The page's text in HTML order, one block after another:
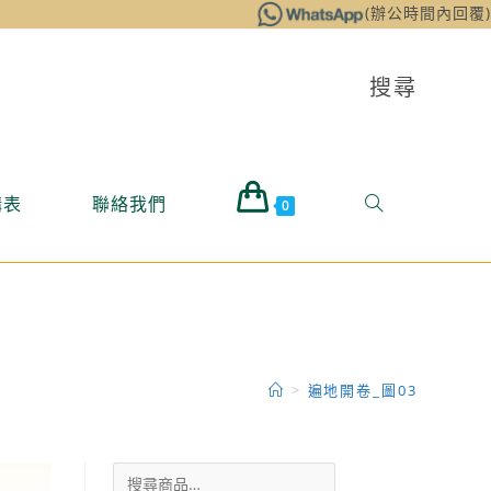
(辦公時間內回覆)
搜尋
聯絡我們 0
> 遍地開卷_圖03